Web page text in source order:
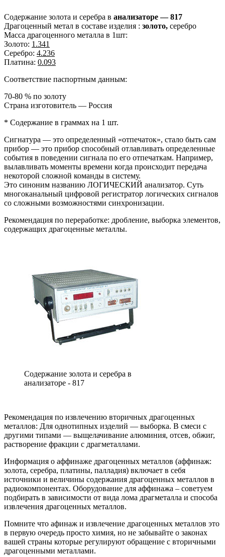
Содержание золота и серебра в анализаторе — 817
Драгоценный метал в составе изделия : золото, серебро
Масса драгоценного металла в 1шт:
Золото: 1.341
Серебро: 4.236
Платина: 0.093
Соответствие паспортным данным:
70-80 % по золоту
Страна изготовитель — Россия
* Содержание в граммах на 1 шт.
Сигнатура — это определенный «отпечаток», стало быть сам
прибор — это прибор способный отлавливать определенные
события в поведении сигнала по его отпечаткам. Например,
вылавливать моменты времени когда происходит передача
некоторой сложной команды в систему.
Это синоним названию ЛОГИЧЕСКИЙ анализатор. Суть
многоканальный цифровой регистратор логических сигналов
со сложными возможностями синхронизации.
Рекомендация по переработке: дробление, выборка элементов,
содержащих драгоценные металлы.
Содержание золота и серебра в
анализаторе - 817
Рекомендация по извлечению вторичных драгоценных
металлов: Для однотипных изделий — выборка. В смеси с
другими типами — выщелачивание алюминия, отсев, обжиг,
растворение фракции с драгметаллами.
Информация о аффинаже драгоценных металлов (аффинаж:
золота, серебра, платины, палладия) включает в себя
источники и величины содержания драгоценных металлов в
радиокомпонентах. Оборудование для аффинажа – советуем
подбирать в зависимости от вида лома драгметалла и способа
извлечения драгоценных металлов.
Помните что афинаж и извлечение драгоценных металлов это
в первую очередь просто химия, но не забывайте о законах
вашей страны которые регулируют обращение с вторичными
драгоценными металлами.